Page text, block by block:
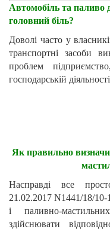
Автомобіль та паливо
головний біль?
Доволі часто у
транспортні засоби
проблем
господарській
Як правильно
Насправді все
21.02.2017N1441/18/10-
і паливно-
здійснювати